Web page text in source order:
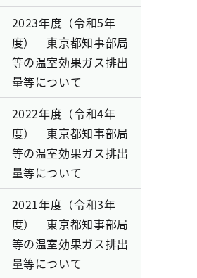
2023年度（令和5年
度） 東京都知事部局
等の温室効果ガス排出
量等について
2022年度（令和4年
度） 東京都知事部局
等の温室効果ガス排出
量等について
2021年度（令和3年
度） 東京都知事部局
等の温室効果ガス排出
量等について